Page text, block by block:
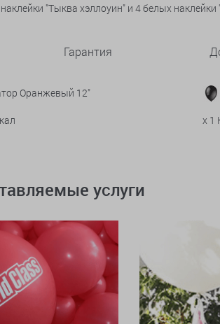
"Тыква хэллоуин" и 4 белых
Гарантия
Оранжевый 12"
x 1
услуги